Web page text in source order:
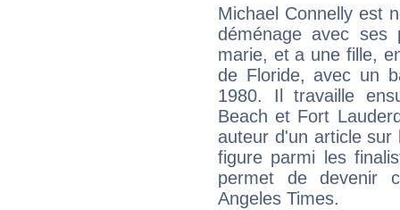
Michael Connelly est
déménage avec
marie, et a une fille,
de Floride, avec un
1980. Il travaille
Beach et Fort
auteur d'un article sur
figure parmi les
permet de devenir
Angeles Times.